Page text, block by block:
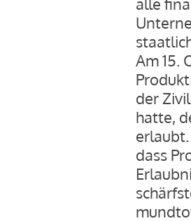
Am 15.
der
hatte,
dass